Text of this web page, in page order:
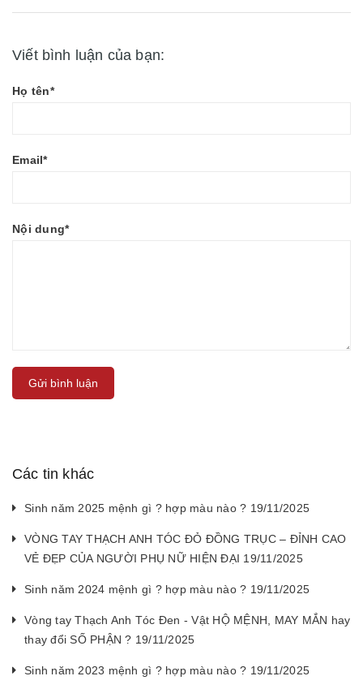
Viết bình luận của bạn:
Họ tên*
Email*
Nội dung*
Gửi bình luận
Các tin khác
Sinh năm 2025 mệnh gì ? hợp màu nào ? 19/11/2025
VÒNG TAY THẠCH ANH TÓC ĐỎ ĐỒNG TRỤC – ĐỈNH CAO
VẺ ĐẸP CỦA NGƯỜI PHỤ NỮ HIỆN ĐẠI 19/11/2025
Sinh năm 2024 mệnh gì ? hợp màu nào ? 19/11/2025
Vòng tay Thạch Anh Tóc Đen - Vật HỘ MỆNH, MAY MẮN hay
thay đổi SỐ PHẬN ? 19/11/2025
Sinh năm 2023 mệnh gì ? hợp màu nào ? 19/11/2025